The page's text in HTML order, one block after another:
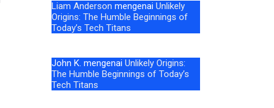
Liam Anderson mengenai Unlikely
Origins: The Humble Beginnings of
Today’s Tech Titans
John K. mengenai Unlikely Origins:
The Humble Beginnings of Today’s
Tech Titans